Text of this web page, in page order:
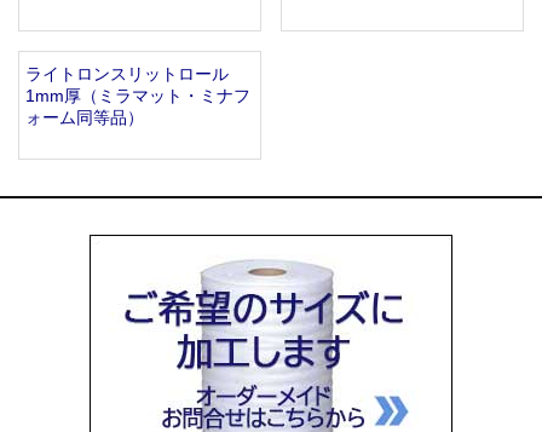
お知らせ
2024.2.27
オンラインショップを開設いたしました。...
ライトロンスリットロール
1mm厚（ミラマット・ミナフ
ォーム同等品）